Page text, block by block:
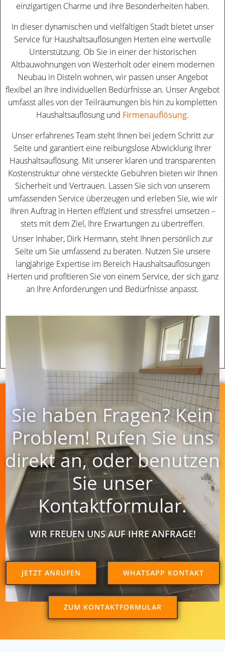
einzigartigen Charme und ihre Besonderheiten haben.
In dieser dynamischen und vielfältigen Stadt bietet unser
Service für Haushaltsauflösungen Herten eine wertvolle
Unterstützung. Ob Sie in einer der historischen
Altbauwohnungen von Westerholt oder einem modernen
Neubau in Disteln wohnen, wir passen unser Angebot
flexibel an Ihre individuellen Bedürfnisse an. Unser Angebot
umfasst alles von der Teilräumungen bis hin zu kompletten
Haushaltsauflösung und Firmenauflösung.
Unser erfahrenes Team steht Ihnen bei jedem Schritt zur
Seite und garantiert eine reibungslose Abwicklung Ihrer
Haushaltsauflösung. Mit unserer klaren und transparenten
Kostenstruktur ohne versteckte Gebühren bieten wir Ihnen
Sicherheit und Vertrauen. Lassen Sie sich von unserem
umfassenden Service überzeugen und erleben Sie, wie wir
Ihren Auftrag in Herten effizient und stressfrei umsetzen –
stets mit dem Ziel, Ihre Erwartungen zu übertreffen.
Unser Inhaber, Dirk Hermann, steht Ihnen persönlich zur
Seite um Sie umfassend zu beraten. Nutzen Sie unsere
langjährige Expertise im Bereich Haushaltsauflösungen
Herten und profitieren Sie von einem Service, der sich ganz
an Ihre Anforderungen und Bedürfnisse anpasst.
Küche Vorher / Nacher
Haushaltsauflösung in NRW
Sie haben Fragen? Kein
Problem! Rufen Sie uns
direkt an, oder benutzen
Sie unser
Kontaktformular.
WIR FREUEN UNS AUF IHRE ANFRAGE!
JETZT ANRUFEN WHATSAPP KONTAKT
ZUM KONTAKTFORMULAR